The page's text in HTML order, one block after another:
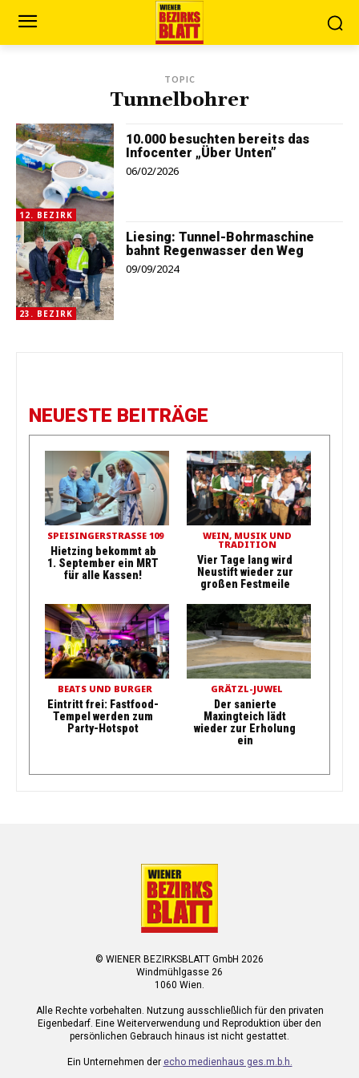
TOPIC
Tunnelbohrer
12. BEZIRK
10.000 besuchten bereits das
Infocenter „Über Unten”
06/02/2026
23. BEZIRK
Liesing: Tunnel-Bohrmaschine
bahnt Regenwasser den Weg
09/09/2024
NEUESTE BEITRÄGE
SPEISINGERSTRASSE 109
Hietzing bekommt ab
1. September ein MRT
für alle Kassen!
WEIN, MUSIK UND
TRADITION
Vier Tage lang wird
Neustift wieder zur
großen Festmeile
BEATS UND BURGER
Eintritt frei: Fastfood-
Tempel werden zum
Party-Hotspot
GRÄTZL-JUWEL
Der sanierte
Maxingteich lädt
wieder zur Erholung
ein
© WIENER BEZIRKSBLATT GmbH 2026
Windmühlgasse 26
1060 Wien.
Alle Rechte vorbehalten. Nutzung ausschließlich für den privaten
Eigenbedarf. Eine Weiterverwendung und Reproduktion über den
persönlichen Gebrauch hinaus ist nicht gestattet.
Ein Unternehmen der echo medienhaus ges.m.b.h.